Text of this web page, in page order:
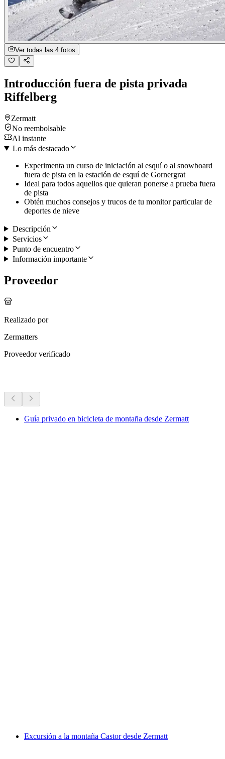
Ver todas las 4 fotos
Introducción fuera de pista privada
Riffelberg
Zermatt
No reembolsable
Al instante
Lo más destacado
Experimenta un curso de iniciación al esquí o al snowboard
fuera de pista en la estación de esquí de Gornergrat
Ideal para todos aquellos que quieran ponerse a prueba fuera
de pista
Obtén muchos consejos y trucos de tu monitor particular de
deportes de nieve
Descripción
Servicios
Punto de encuentro
Información importante
Proveedor
Realizado por
Zermatters
Proveedor verificado
Guía privado en bicicleta de montaña desde Zermatt
Excursión a la montaña Castor desde Zermatt